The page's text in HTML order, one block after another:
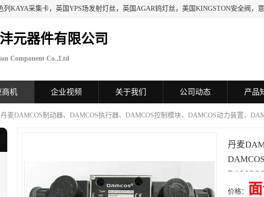
元器件有限公司
Component Co.,Ltd
商机 企业视频 关于我们 公司动态 产品
麦DAMCOS制动器、DAMCOS执行器、DAMCOS控制模块、DAMCOS动力装置、
丹麦
价格：